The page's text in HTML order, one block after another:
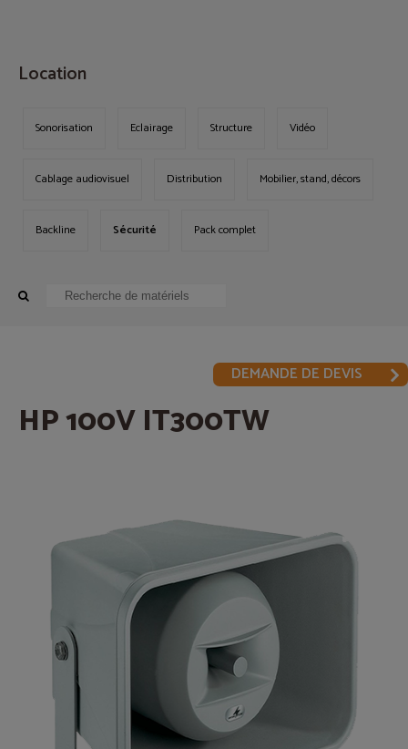
Location
Sonorisation Eclairage Structure Vidéo
Cablage audiovisuel Distribution Mobilier, stand, décors
Backline Sécurité Pack complet
DEMANDE DE DEVIS
HP 100V IT300TW